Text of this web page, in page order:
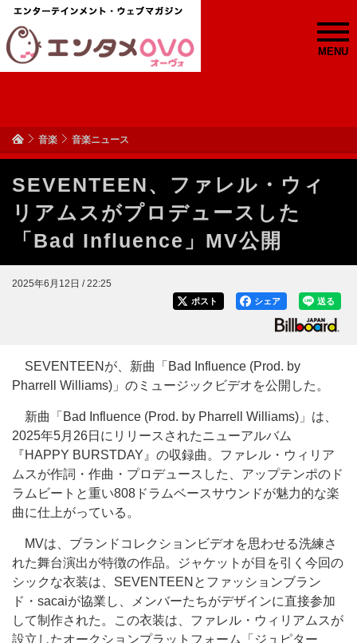
MENU
音楽 音楽ニュース
SEVENTEEN、ファレル・ウィ
リアムスがプロデュースした
「Bad Influence」MV公開
2025年6月12日 / 22:25
送る
シェア
ポスト
SEVENTEENが、新曲「Bad Influence (Prod. by
Pharrell Williams)」のミュージックビデオを公開した。
新曲「Bad Influence (Prod. by Pharrell Williams)」は、
2025年5月26日にリリースされたニューアルバム
『HAPPY BURSTDAY』の収録曲。ファレル・ウィリア
ムスが作詞・作曲・プロデュースした、アップテンポのド
ラムビートと重い808ドラムベースサウンドが魅力的な楽
曲に仕上がっている。
MVは、ブランドコレクションビデオを思わせる洗練さ
れた舞台演出が特徴の作品。ジャケットが目を引く今回の
シックな衣装は、SEVENTEENとファッションブラン
ド・sacaiが協業し、メンバーたちがデザインに直接参加
して制作された。この衣装は、ファレル・ウィリアムスが
設立したオークションプラットフォーム「ジュピター